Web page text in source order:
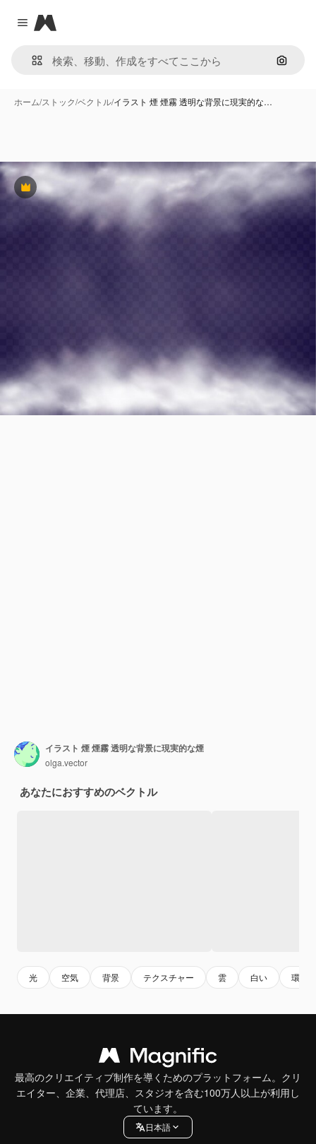
Close menu
Magnific
画像で
ホーム/ストック/ベクトル/イラスト 煙 煙霧 透明な背景に現実的な…
Premium
イラスト 煙 煙霧 透明な背景に現実的な煙
olga.vector
あなたにおすすめのベクトル
光 空気 背景 テクスチャー 雲 白い 環境
最高のクリエイティブ制作を導くためのプラットフォーム。クリ
エイター、企業、代理店、スタジオを含む100万人以上が利用し
ています。
日本語